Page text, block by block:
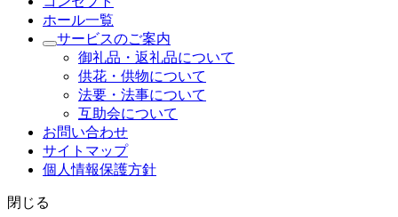
ホール一覧
サービスのご案内
御礼品・返礼品について
供花・供物について
法要・法事について
互助会について
お問い合わせ
サイトマップ
個人情報保護方針
閉じる